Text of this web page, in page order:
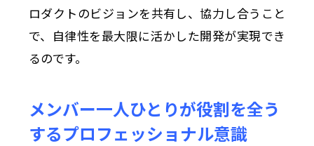
ロダクトのビジョンを共有し、協力し合うこと
で、自律性を最大限に活かした開発が実現でき
るのです。
メンバー一人ひとりが役割を全う
するプロフェッショナル意識